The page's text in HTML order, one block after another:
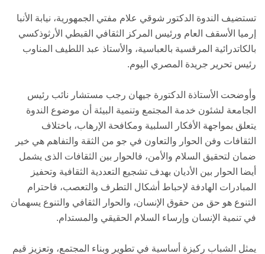
تستضيف الندوة الدكتور شوقي علام مفتي الجمهورية، نيابة الأنبا
إرميا الأسقف العام ورئيس المركز الثقافي القبطي الأرثوذكسي
بالكاتدرائية المرقسية بالعباسية، والأستاذ عبد اللطيف المناوب
رئيس تحرير جريدة المصري اليوم.
وأوضحت الأستاذة الدكتورة جيهان رجب مستشار نائب رئيس
الجامعة لشئون خدمة المجتمع وتنمية البيئة أن موضوع الندوة
يتعلق بمواجهة الأفكار السلبية ومكافحة الإرهاب، باختلاف
الثقافات وفن الحوار والتعاون في جو من الثقة والتفاهم هي خير
ضمان لتحقيق السلام والأمن، فالحوار بين الثقافات الذى يشمل
أيضا الحوار بين الأديان بهدف تشجيع التعددية الثقافية وتحفيز
المبادرات الهادفة لإحباط أشكال التطرف والتعصب، فاحترام
التنوع هو حق من حقوق الإنسان، والحوار الثقافي والتنوع يسهمان
في تنمية الإنسان وإرساء السلام الحقيقي والمستدام.
يمثل الشباب ركيزة أساسية في تطوير وبناء المجتمع، وتعزيز قيم